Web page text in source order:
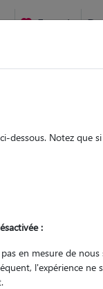
Favoris
dessous. Notez que
:
en mesure de
l'expérience ne